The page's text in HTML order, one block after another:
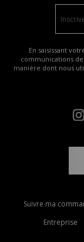
En saisissant
communications
manière dont nous
Suivre ma
Entreprise